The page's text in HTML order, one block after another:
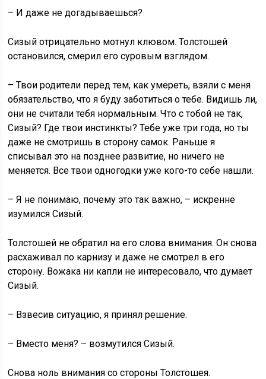
– И даже не догадываешься?
Сизый отрицательно мотнул клювом. Толстошей
остановился, смерил его суровым взглядом.
– Твои родители перед тем, как умереть, взяли с меня
обязательство, что я буду заботиться о тебе. Видишь ли,
они не считали тебя нормальным. Что с тобой не так,
Сизый? Где твои инстинкты? Тебе уже три года, но ты
даже не смотришь в сторону самок. Раньше я
списывал это на позднее развитие, но ничего не
меняется. Все твои одногодки уже кого-то себе нашли.
– Я не понимаю, почему это так важно, – искренне
изумился Сизый.
Толстошей не обратил на его слова внимания. Он снова
расхаживал по карнизу и даже не смотрел в его
сторону. Вожака ни капли не интересовало, что думает
Сизый.
– Взвесив ситуацию, я принял решение.
– Вместо меня? – возмутился Сизый.
Снова ноль внимания со стороны Толстошея.